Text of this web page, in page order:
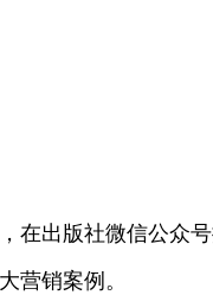
在出版社微信公众
营销案例。